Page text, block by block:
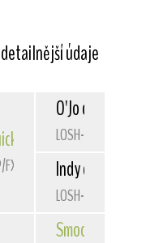
údaje
Malovce
Belfox
FXH/29303
O'Jo du Bois
LOSH-0642457
Indy des
LOSH-0518115
Smooth